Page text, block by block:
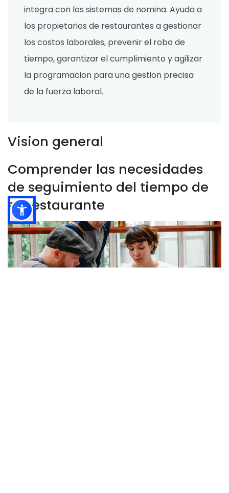
integra con los sistemas de nomina. Ayuda a
los propietarios de restaurantes a gestionar
los costos laborales, prevenir el robo de
tiempo, garantizar el cumplimiento y agilizar
la programacion para una gestion precisa
de la fuerza laboral.
Vision general
Comprender las necesidades
de seguimiento del tiempo de
su restaurante